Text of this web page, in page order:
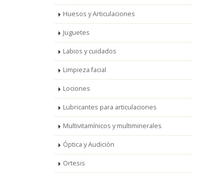
Huesos y Articulaciones
Juguetes
Labios y cuidados
Limpieza facial
Lociones
Lubricantes para articulaciones
Multivitamínicos y multiminerales
Óptica y Audición
Ortesis